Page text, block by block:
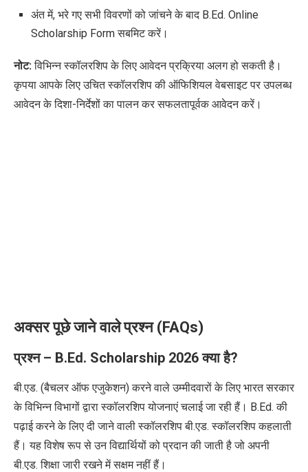
अंत में, भरे गए सभी विवरणों को जांचने के बाद B.Ed. Online
Scholarship Form सबमिट करें।
नोट:विभिन्न स्कॉलरशिप के लिए आवेदन प्रक्रिया अलग हो सकती है।
कृपया आपके लिए उचित स्कॉलरशिप की ऑफिशियल वेबसाइट पर उपलब्ध
आवेदन के दिशा-निर्देशों का पालन कर सफलतापूर्वक आवेदन करें।
अक्सर पूछे जाने वाले प्रश्न (FAQs)
प्रश्न – B.Ed. Scholarship 2026क्या है?
बी.एड. (बैचलर ऑफ एजुकेशन) करने वाले उम्मीदवारों के लिए भारत सरकार
के विभिन्न विभागों द्वारा स्कॉलरशिप योजनाएं चलाई जा रही हैं। B.Ed. की
पढ़ाई करने के लिए दी जाने वाली स्कॉलरशिप बी.एड. स्कॉलरशिप कहलाती
हैं। यह विशेष रूप से उन विद्यार्थियों को प्रदान की जाती है जो अपनी
बी.एड. शिक्षा जारी रखने में सक्षम नहीं हैं।